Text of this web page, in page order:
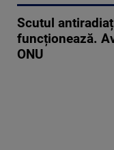
Scutul
funcționează.
ONU